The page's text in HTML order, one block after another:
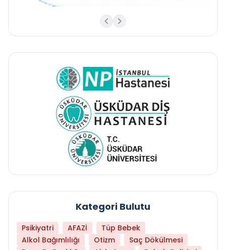
Kategori Bulutu
Psikiyatri AFAZİ
Tüp Bebek
Alkol Bağımlılığı
Otizm
Saç Dökülmesi